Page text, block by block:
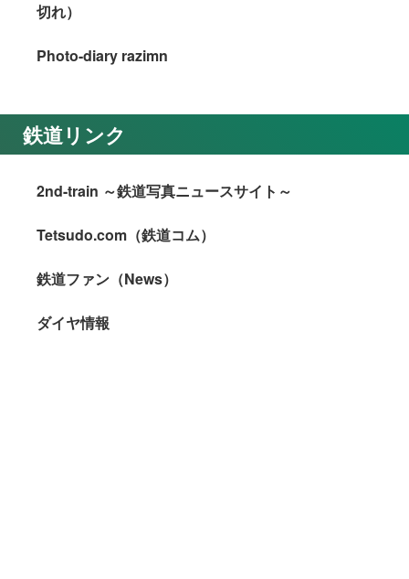
切れ）
Photo-diary razimn
鉄道リンク
2nd-train ～鉄道写真ニュースサイト～
Tetsudo.com（鉄道コム）
鉄道ファン（News）
ダイヤ情報